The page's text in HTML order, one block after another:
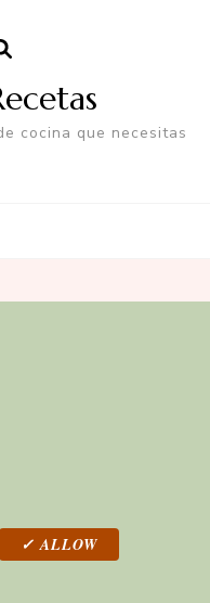
cocina que necesitas
✓ ALLOW